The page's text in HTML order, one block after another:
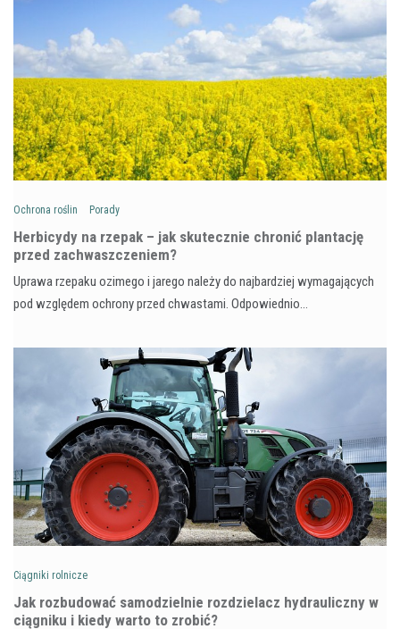
Ochrona roślin Porady
Herbicydy na rzepak – jak skutecznie chronić plantację
przed zachwaszczeniem?
Uprawa rzepaku ozimego i jarego należy do najbardziej wymagających
pod względem ochrony przed chwastami. Odpowiednio…
Ciągniki rolnicze
Jak rozbudować samodzielnie rozdzielacz hydrauliczny w
ciągniku i kiedy warto to zrobić?